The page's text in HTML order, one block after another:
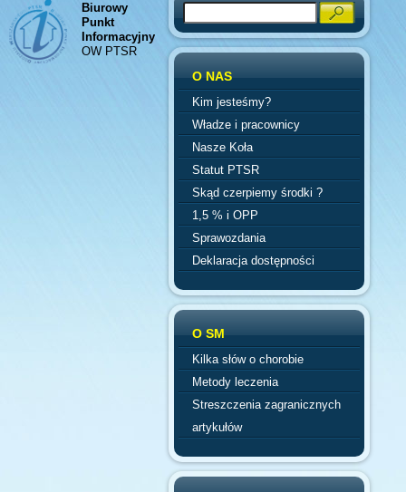
Biurowy
Punkt
Informacyjny
OW PTSR
Search
O NAS
Kim jesteśmy?
Władze i pracownicy
Nasze Koła
Statut PTSR
Skąd czerpiemy środki ?
1,5 % i OPP
Sprawozdania
Deklaracja dostępności
O SM
Kilka słów o chorobie
Metody leczenia
Streszczenia zagranicznych
artykułów